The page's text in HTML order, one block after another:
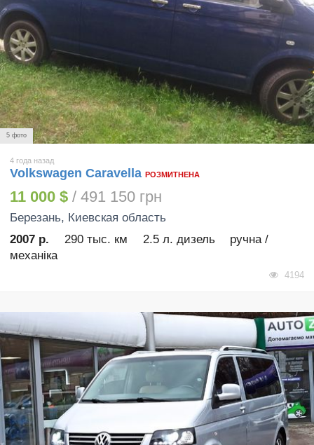
5 фото
4 года назад
Volkswagen Caravella РОЗМИТНЕНА
11 000 $ / 491 150 грн
Березань, Киевская область
2007 р.
290 тыс. км 2.5 л. дизель
ручна /
механіка
4194